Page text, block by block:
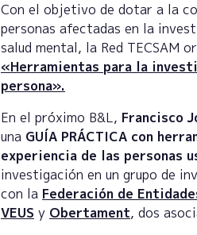
Con el objetivo de dotar a la
personas afectadas en la
salud mental, la Red TECSAM
«Herramientas para la
persona».
En el próximo B&L, Francisco
una GUÍA PRÁCTICA con
experiencia de las personas
investigación en un grupo de
con la Federación de
VEUS y Obertament, dos